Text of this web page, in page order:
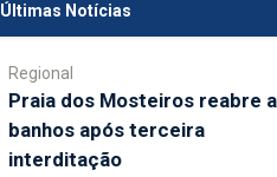
Últimas Notícias
Regional
Praia dos Mosteiros reabre a
banhos após terceira
interditação